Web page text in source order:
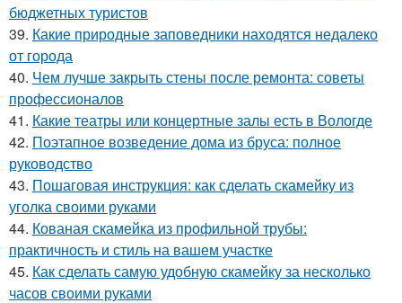
бюджетных туристов
39. Какие природные заповедники находятся недалеко
от города
40. Чем лучше закрыть стены после ремонта: советы
профессионалов
41. Какие театры или концертные залы есть в Вологде
42. Поэтапное возведение дома из бруса: полное
руководство
43. Пошаговая инструкция: как сделать скамейку из
уголка своими руками
44. Кованая скамейка из профильной трубы:
практичность и стиль на вашем участке
45. Как сделать самую удобную скамейку за несколько
часов своими руками